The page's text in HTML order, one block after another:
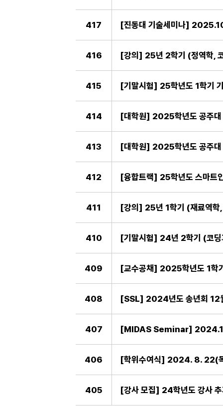
417 [진동대 기술세미나]
416 [강의] 25년 2학기 (정역학,
415 [기말시험] 25학년도 1학기
414 [대학원] 2025학년도 공주대
413
412 [융합트랙] 25학년도 스마트
411 [강의] 25년 1학기 (재료역학
410 [기말시험] 24년 2학기 (코딩
409 [교수공채] 2025학년도 1학
408 [SSL] 2024년도 송년회 12
407 [MIDAS Seminar]
406 [학위수여식] 2024. 8. 22(
405 [강사 모집] 24학년도 강사 추